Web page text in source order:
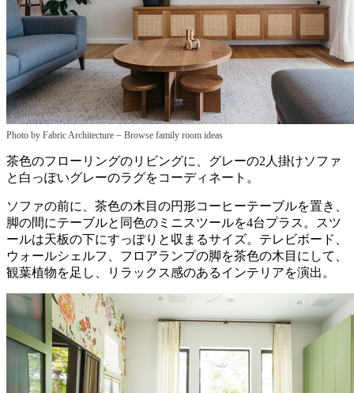
Photo by Fabric Architecture – Browse family room ideas
茶色のフローリングのリビングに、グレーの2人掛けソファ
と白っぽいグレーのラグをコーディネート。
ソファの前に、茶色の木目の円形コーヒーテーブルを置き、
脚の間にテーブルと同色のミニスツールを4台プラス。スツ
ールは天板の下にすっぽりと収まるサイズ。テレビボード、
ウォールシェルフ、フロアランプの脚を茶色の木目にして、
観葉植物を足し、リラックス感のあるインテリアを演出。